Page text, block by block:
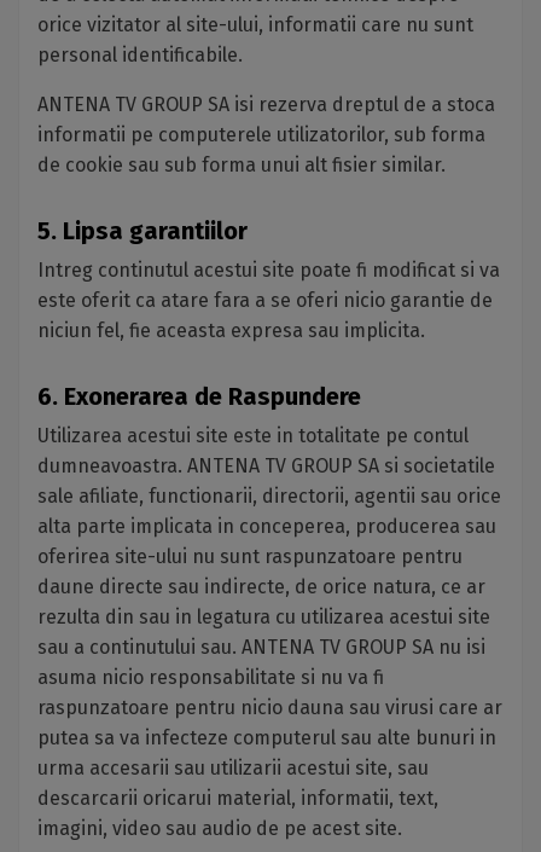
orice vizitator al site-ului, informatii care nu sunt
personal identificabile.
ANTENA TV GROUP SA isi rezerva dreptul de a stoca
informatii pe computerele utilizatorilor, sub forma
de cookie sau sub forma unui alt fisier similar.
5. Lipsa garantiilor
Intreg continutul acestui site poate fi modificat si va
este oferit ca atare fara a se oferi nicio garantie de
niciun fel, fie aceasta expresa sau implicita.
6. Exonerarea de Raspundere
Utilizarea acestui site este in totalitate pe contul
dumneavoastra. ANTENA TV GROUP SA si societatile
sale afiliate, functionarii, directorii, agentii sau orice
alta parte implicata in conceperea, producerea sau
oferirea site-ului nu sunt raspunzatoare pentru
daune directe sau indirecte, de orice natura, ce ar
rezulta din sau in legatura cu utilizarea acestui site
sau a continutului sau. ANTENA TV GROUP SA nu isi
asuma nicio responsabilitate si nu va fi
raspunzatoare pentru nicio dauna sau virusi care ar
putea sa va infecteze computerul sau alte bunuri in
urma accesarii sau utilizarii acestui site, sau
descarcarii oricarui material, informatii, text,
imagini, video sau audio de pe acest site.